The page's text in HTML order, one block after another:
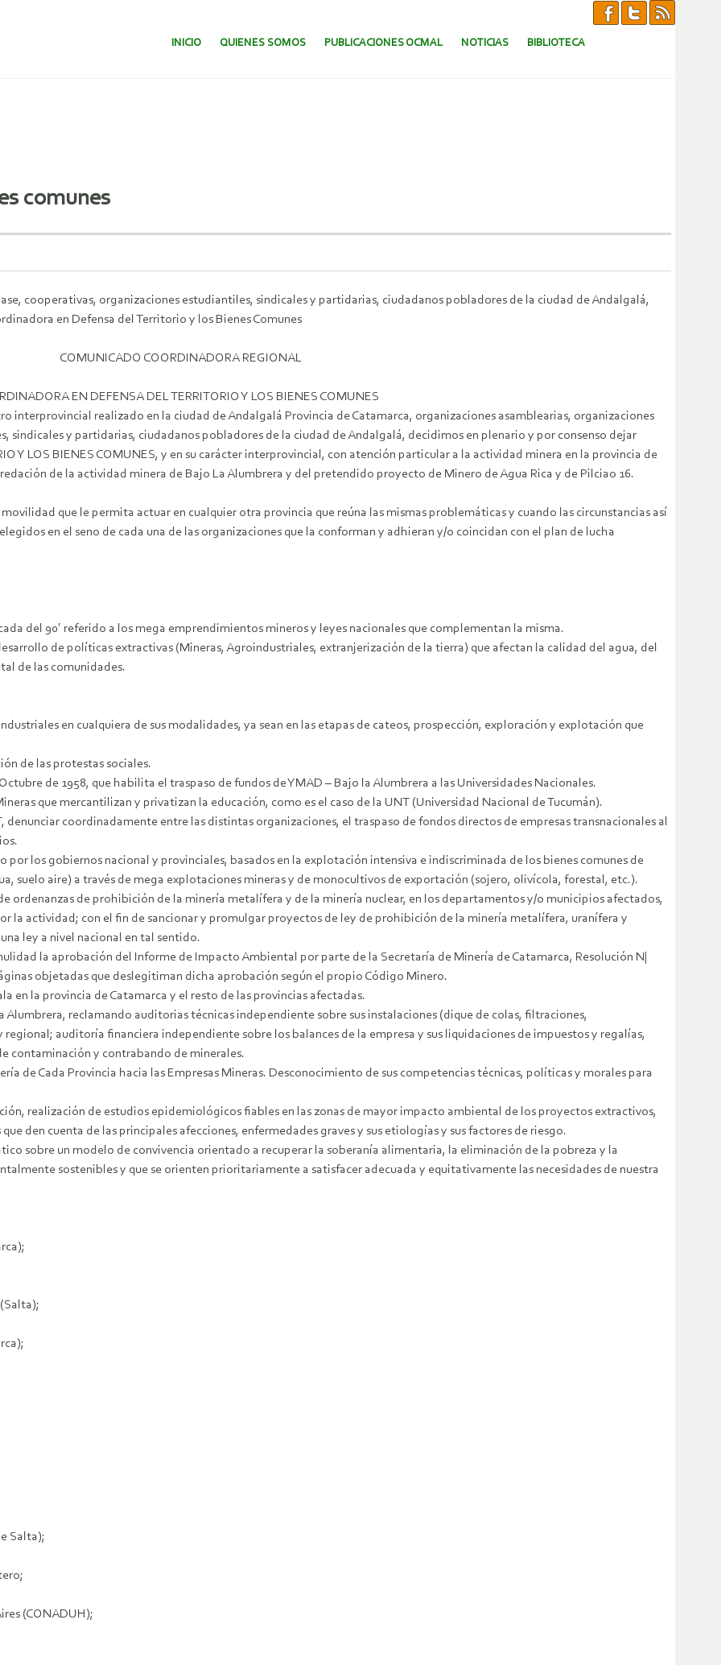
SALTAR AL CONTENIDO.
INICIO QUIENES SOMOS PUBLICACIONES OCMAL NOTICIAS BIBLIOTECA
comunes
cooperativas, organizaciones estudiantiles, sindicales y partidarias, ciudadanos pobladores de la ciudad de Andalgalá,
en Defensa del Territorio y los Bienes Comunes
COMUNICADO COORDINADORA REGIONAL
EN DEFENSA DEL TERRITORIO Y LOS BIENES COMUNES
interprovincial realizado en la ciudad de Andalgalá Provincia de Catamarca, organizaciones asamblearias, organizaciones
sindicales y partidarias, ciudadanos pobladores de la ciudad de Andalgalá, decidimos en plenario y por consenso dejar
Y LOS BIENES COMUNES, y en su carácter interprovincial, con atención particular a la actividad minera en la provincia de
de la actividad minera de Bajo La Alumbrera y del pretendido proyecto de Minero de Agua Rica y de Pilciao 16.
que le permita actuar en cualquier otra provincia que reúna las mismas problemáticas y cuando las circunstancias así
en el seno de cada una de las organizaciones que la conforman y adhieran y/o coincidan con el plan de lucha
del 90′ referido a los mega emprendimientos mineros y leyes nacionales que complementan la misma.
de políticas extractivas (Mineras, Agroindustriales, extranjerización de la tierra) que afectan la calidad del agua, del
de las comunidades.
en cualquiera de sus modalidades, ya sean en las etapas de cateos, prospección, exploración y explotación que
de las protestas sociales.
de 1958, que habilita el traspaso de fundos de YMAD – Bajo la Alumbrera a las Universidades Nacionales.
que mercantilizan y privatizan la educación, como es el caso de la UNT (Universidad Nacional de Tucumán).
coordinadamente entre las distintas organizaciones, el traspaso de fondos directos de empresas transnacionales al
los gobiernos nacional y provinciales, basados en la explotación intensiva e indiscriminada de los bienes comunes de
suelo aire) a través de mega explotaciones mineras y de monocultivos de exportación (sojero, olivícola, forestal, etc.).
ordenanzas de prohibición de la minería metalífera y de la minería nuclear, en los departamentos y/o municipios afectados,
la actividad; con el fin de sancionar y promulgar proyectos de ley de prohibición de la minería metalífera, uranífera y
ley a nivel nacional en tal sentido.
la aprobación del Informe de Impacto Ambiental por parte de la Secretaría de Minería de Catamarca, Resolución N|
objetadas que deslegitiman dicha aprobación según el propio Código Minero.
en la provincia de Catamarca y el resto de las provincias afectadas.
reclamando auditorias técnicas independiente sobre sus instalaciones (dique de colas, filtraciones,
auditoría financiera independiente sobre los balances de la empresa y sus liquidaciones de impuestos y regalías,
contaminación y contrabando de minerales.
de Cada Provincia hacia las Empresas Mineras. Desconocimiento de sus competencias técnicas, políticas y morales para
realización de estudios epidemiológicos fiables en las zonas de mayor impacto ambiental de los proyectos extractivos,
den cuenta de las principales afecciones, enfermedades graves y sus etiologías y sus factores de riesgo.
sobre un modelo de convivencia orientado a recuperar la soberanía alimentaria, la eliminación de la pobreza y la
sostenibles y que se orienten prioritariamente a satisfacer adecuada y equitativamente las necesidades de nuestra
Salta);
(CONADUH);